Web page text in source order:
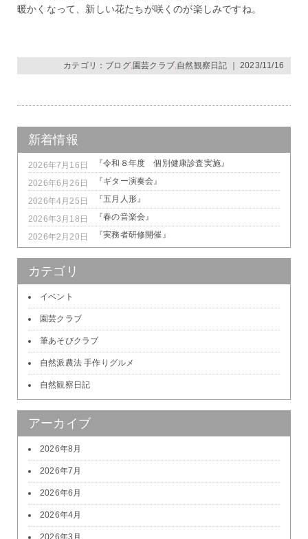
暖かくなって、新しい花たちが咲くのが楽しみですね。
カテゴリ： ブログ, 園芸クラブ, 自然観察日記 ｜ 2023/11/16
新着情報
2026年7月16日 『令和８年度 個別健康診査実施』
2026年6月26日 『ギター演奏会』
2026年4月25日 『五月人形』
2026年3月18日 『春の音楽会』
2026年2月20日 『実務者研修開催』
カテゴリ
イベント
園芸クラブ
筆あそびクラブ
自然派農法 手作りグルメ
自然観察日記
アーカイブ
2026年8月
2026年7月
2026年6月
2026年4月
2026年3月